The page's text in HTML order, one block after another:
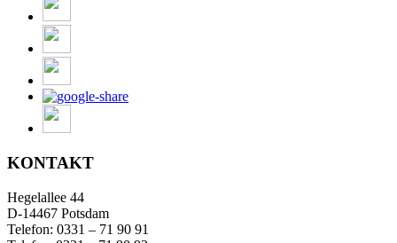
KONTAKT
Hegelallee 44
D-14467 Potsdam
Telefon: 0331 – 71 90 91